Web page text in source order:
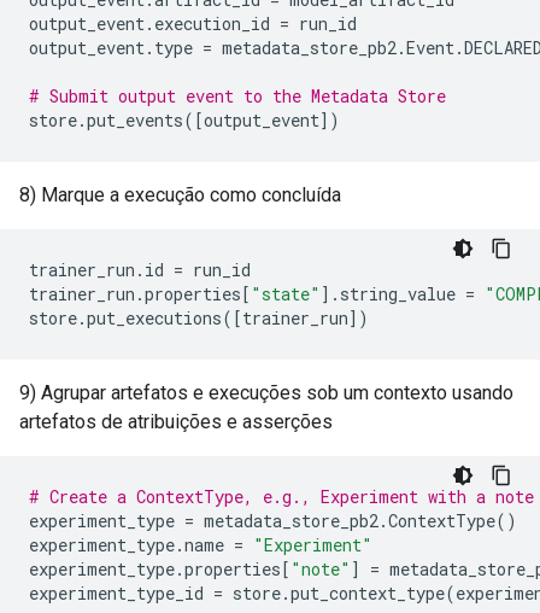
output_event. execution_id = run_id
output_event. type = metadata_store_pb2.Event.
# Submit output event to the Metadata Store
store.put_events([output_event])
8) Marque a execução como concluída
trainer_run . id = run_id
trainer_run .properties[ "state" ] . string_value =
store.put_executions([trainer_run])
9) Agrupar artefatos e execuções sob um contexto usando
artefatos de atribuições e asserções
# Create a ContextType, e.g., Experiment with a
experiment_type = metadata_store_pb2.ContextType()
experiment_type.name = "Experiment"
experiment_type.properties[ "note" ] =
experiment_type_id = store.put_context_type(